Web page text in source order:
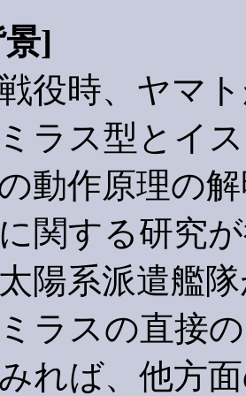
]
役時、ヤマ
ラス型とイ
動作原理の
関する研究
陽系派遣艦
ラスの直接
れば、他方